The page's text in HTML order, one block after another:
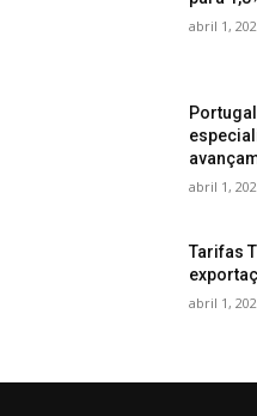
abril 1,
abril 1,
Tarifas
abril 1,